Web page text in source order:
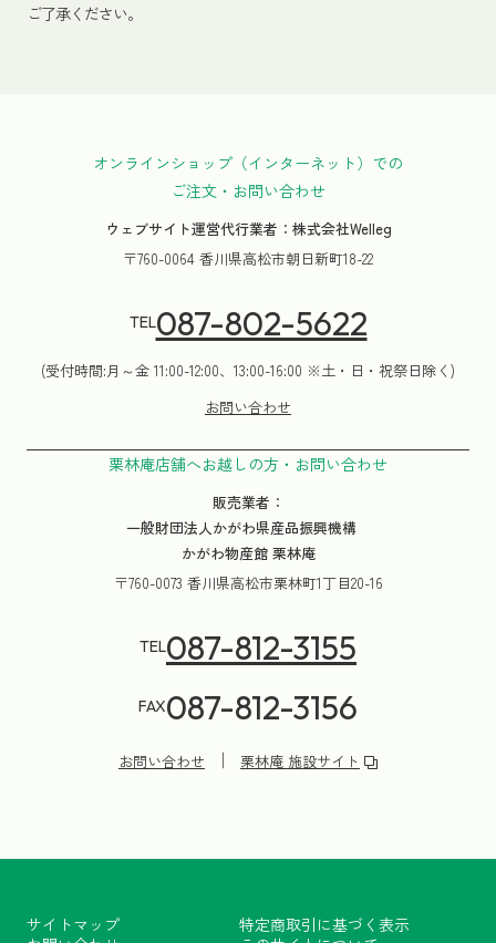
ご了承ください。
オンラインショップ（インターネット）での
ご注文・お問い合わせ
ウェブサイト運営代行業者：株式会社Welleg
〒760-0064 香川県高松市朝日新町18-22
TEL087-802-5622
(受付時間:月～金 11:00-12:00、13:00-16:00 ※土・日・祝祭日除く)
お問い合わせ
栗林庵店舗へお越しの方・お問い合わせ
販売業者：
一般財団法人かがわ県産品振興機構
かがわ物産館 栗林庵
〒760-0073 香川県高松市栗林町1丁目20-16
TEL087-812-3155
FAX087-812-3156
お問い合わせ 栗林庵 施設サイト
サイトマップ
特定商取引に基づく表示